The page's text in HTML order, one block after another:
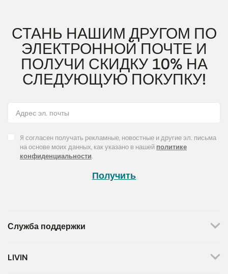
СТАНЬ НАШИМ ДРУГОМ ПО
ЭЛЕКТРОННОЙ ПОЧТЕ И
ПОЛУЧИ СКИДКУ 10% НА
СЛЕДУЮЩУЮ ПОКУПКУ!
Я согласен получать рекламные, новостные и другие эл. письма
на основе моих данных, как указано в нашей политике
конфиденциальности.
Получить
Служба поддержки
Написать запрос
LIVIN